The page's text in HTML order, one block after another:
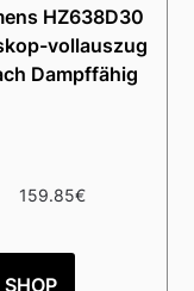
HZ638D30
vollauszug
Dampffähig
159.85€